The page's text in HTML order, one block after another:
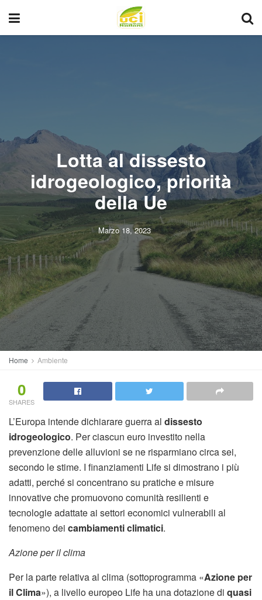
Lotta al dissesto
idrogeologico, priorità
della Ue
Marzo 18, 2023
Home Ambiente
0
SHARES
L’Europa intende dichiarare guerra al dissesto
idrogeologico. Per ciascun euro investito nella
prevenzione delle alluvioni se ne risparmiano circa sei,
secondo le stime. I finanziamenti Life si dimostrano i più
adatti, perché si concentrano su pratiche e misure
innovative che promuovono comunità resilienti e
tecnologie adattate ai settori economici vulnerabili al
fenomeno dei cambiamenti climatici.
Azione per il clima
Per la parte relativa al clima (sottoprogramma «Azione per
il Clima»), a livello europeo Life ha una dotazione di quasi